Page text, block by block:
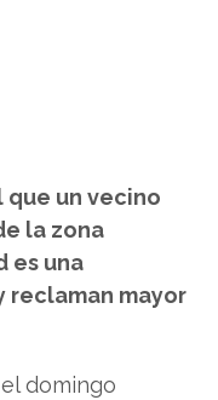
un vecino
la zona
es una
reclaman mayor
domingo